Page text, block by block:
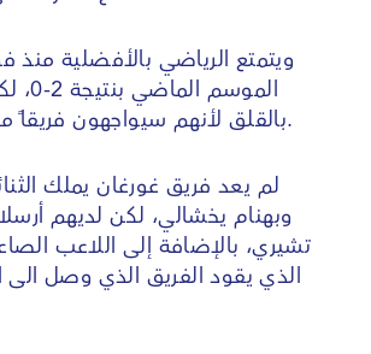
ويتمتع الرياضي بالأفضلية منذ
بالقلق لأنهم سيواجهون فريقاً مختلفاً هذه المرة.
لم يعد فريق غورغان يملك
وبهنام يخشالي، لكن لديهم
تشيري، بالإضافة إلى اللاعب
الذي يقود الفريق الذي وصل الى